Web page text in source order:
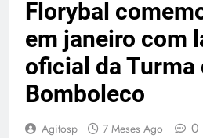
Florybal
em janeiro com
oficial da Turma
Bomboleco
Agitosp 7 Meses Ago 0